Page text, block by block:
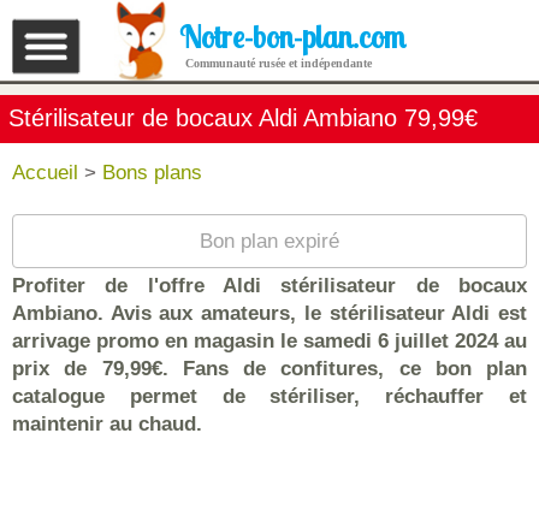
Notre-bon-plan.com
Communauté rusée et indépendante
Stérilisateur de bocaux Aldi Ambiano 79,99€
Accueil > Bons plans
Bon plan expiré
Profiter de l'offre Aldi stérilisateur de bocaux
Ambiano. Avis aux amateurs, le stérilisateur Aldi est
arrivage promo en magasin le samedi 6 juillet 2024 au
prix de 79,99€. Fans de confitures, ce bon plan
catalogue permet de stériliser, réchauffer et
maintenir au chaud.